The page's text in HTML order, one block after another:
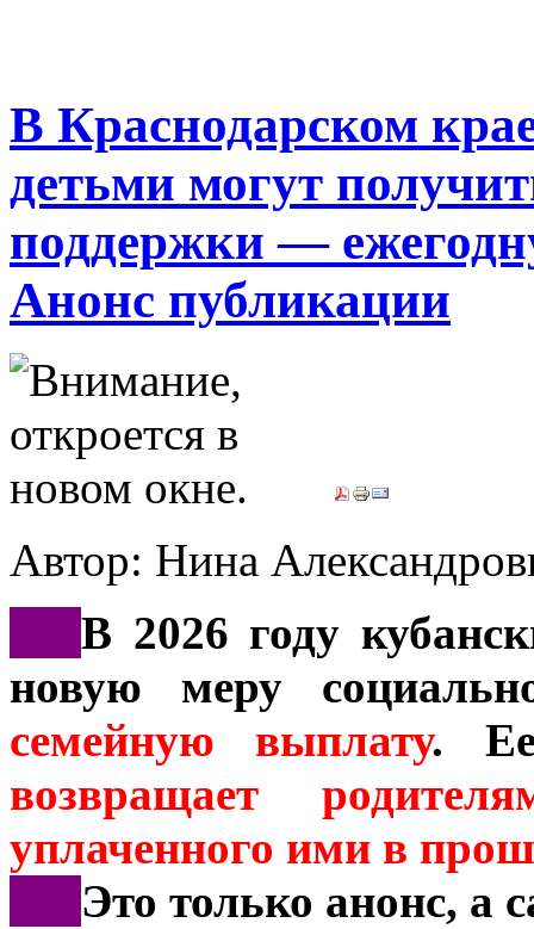
В Краснодарском
детьми могут
поддержки —
Анонс публикации
Автор: Нина
В 2026 году
новую меру
семейную выплату. Ее
возвращает
уплаченного ими в
Это только анонс, а